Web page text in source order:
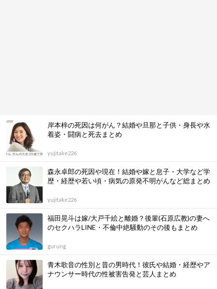
岸本梓の死因は何がん？結婚や旦那と子供・身長や水
着姿・闘病と死去まとめ
yujitake226
森永卓郎の死因や現在！結婚や嫁と息子・大学など学
歴・経歴や若い頃・病気の原発不明がんなど総まとめ
yujitake226
福田晃斗は嫁/大戸千絵と離婚？後輩(石原広教)の妻へ
のセクハラLINE・不倫中絶騒動のその後もまとめ
gurung
青木歌音の性別と昔の男時代！彼氏や結婚・経歴やア
ナウンサー時代の性被害告発と芸人まとめ